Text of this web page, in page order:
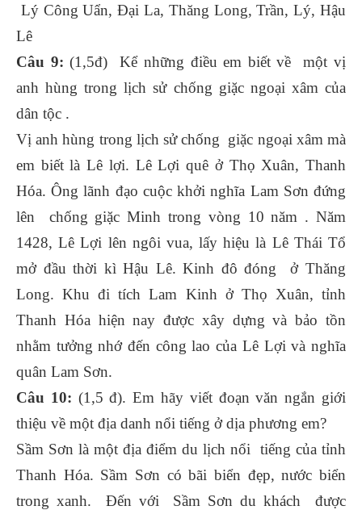
Lý Công Uẩn, Đại La, Thăng Long, Trần, Lý, Hậu
Lê
Câu 9: (1,5đ) Kể những điều em biết về một vị
anh hùng trong lịch sử chống giặc ngoại xâm của
dân tộc .
Vị anh hùng trong lịch sử chống giặc ngoại xâm mà
em biết là Lê lợi. Lê Lợi quê ở Thọ Xuân, Thanh
Hóa. Ông lãnh đạo cuộc khởi nghĩa Lam Sơn đứng
lên chống giặc Minh trong vòng 10 năm . Năm
1428, Lê Lợi lên ngôi vua, lấy hiệu là Lê Thái Tổ
mở đầu thời kì Hậu Lê. Kinh đô đóng ở Thăng
Long. Khu đi tích Lam Kinh ở Thọ Xuân, tỉnh
Thanh Hóa hiện nay được xây dựng và bảo tồn
nhằm tưởng nhớ đến công lao của Lê Lợi và nghĩa
quân Lam Sơn.
Câu 10: (1,5 đ). Em hãy viết đoạn văn ngắn giới
thiệu về một địa danh nổi tiếng ở dịa phương em?
Sầm Sơn là một địa điểm du lịch nổi tiếng của tỉnh
Thanh Hóa. Sầm Sơn có bãi biển đẹp, nước biển
trong xanh. Đến với Sầm Sơn du khách được